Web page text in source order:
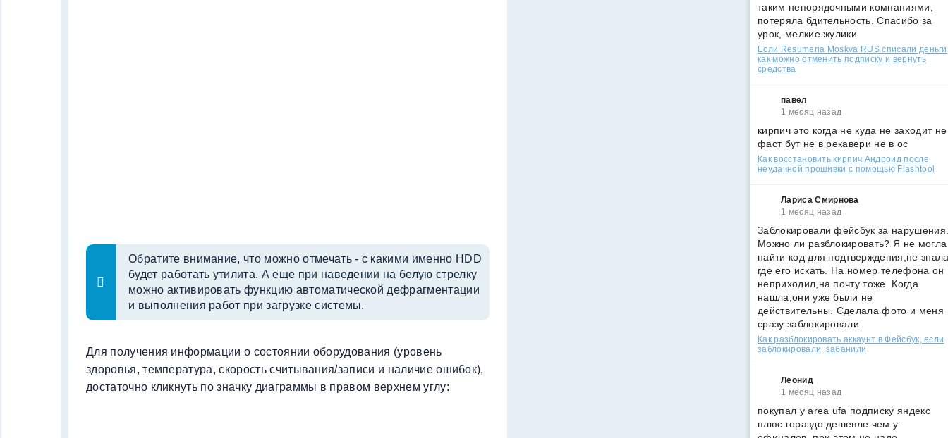
Обратите внимание, что можно отмечать - с какими именно HDD
будет работать утилита. А еще при наведении на белую стрелку
можно активировать функцию автоматической дефрагментации
и выполнения работ при загрузке системы.
Для получения информации о состоянии оборудования (уровень
здоровья, температура, скорость считывания/записи и наличие ошибок),
достаточно кликнуть по значку диаграммы в правом верхнем углу:
таким непорядочными компаниями,
потеряла бдительность. Спасибо за
урок, мелкие жулики
Если Resumeria Moskva RUS списали
как можно отменить подписку и вернуть
средства
павел
1 месяц назад
кирпич это когда не куда не заходит не
фаст бут не в рекавери не в ос
Как восстановить кирпич Андроид после
неудачной прошивки с помощью Flashtool
Лариса Смирнова
1 месяц назад
Заблокировали фейсбук за
Можно ли разблокировать? Я не могла
найти код для подтверждения,не
где его искать. На номер телефона он
неприходил,на почту тоже. Когда
нашла,они уже были не
действительны. Сделала фото и меня
сразу заблокировали.
Как разблокировать аккаунт в Фейсбук, если
заблокировали, забанили
Леонид
1 месяц назад
покупал у area ufa подписку яндекс
плюс гораздо дешевле чем у